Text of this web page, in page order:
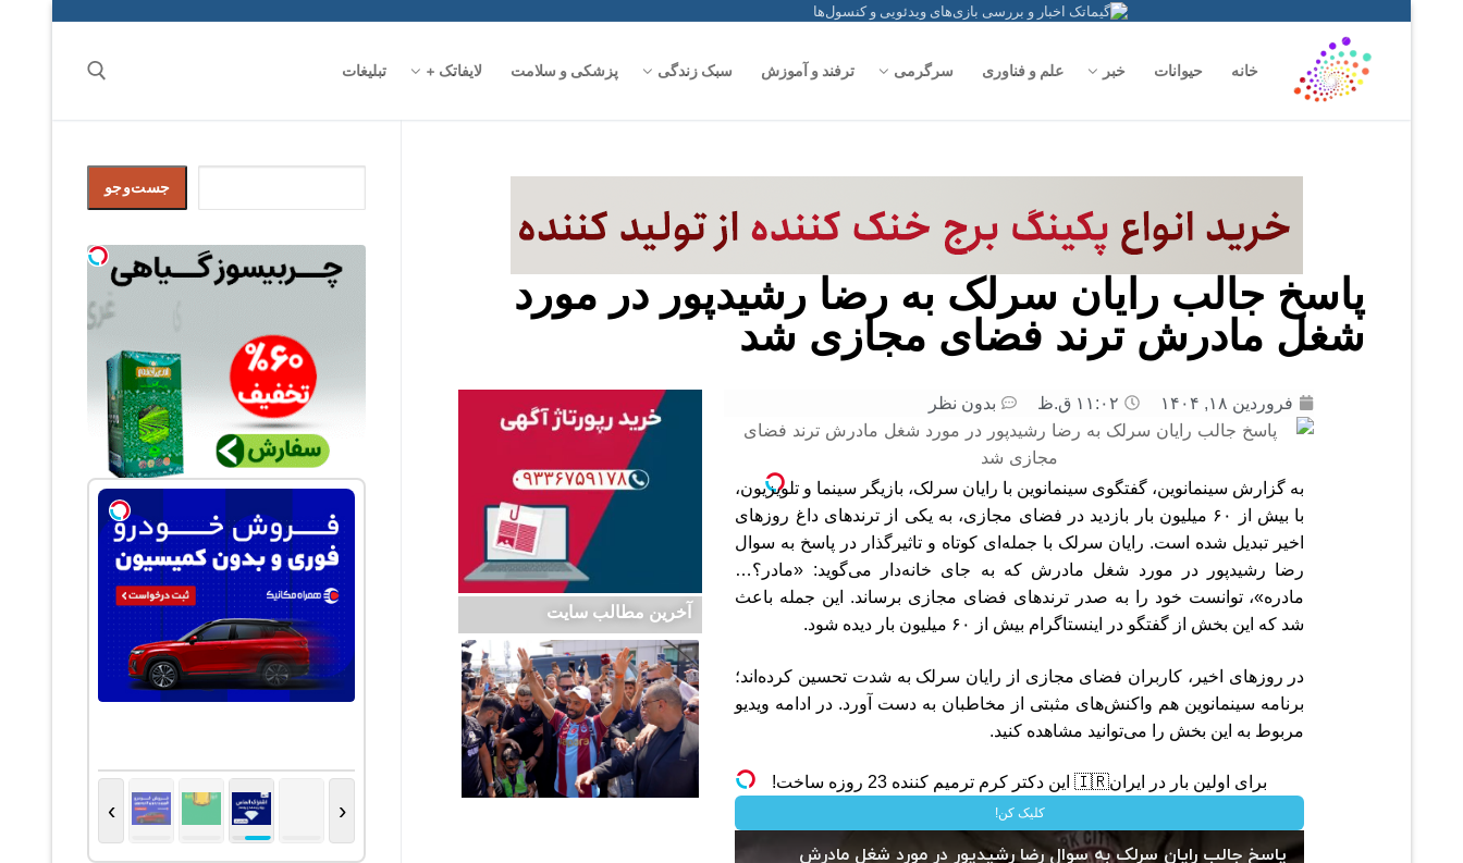
خانه حیوانات خبر علم و فناوری سرگرمی ترفند و آموزش سبک زندگی پزشکی و سلامت لایفاتک + تبلیغات
پاسخ جالب رایان سرلک به رضا رشیدپور در مورد
شغل مادرش ترند فضای مجازی شد
آخرین مطالب سایت
فروردین ۱۸, ۱۴۰۴ ۱۱:۰۲ ق.ظ بدون نظر
به گزارش سینمانوین، گفتگوی سینمانوین با رایان سرلک، بازیگر سینما و تلویزیون،
با بیش از ۶۰ میلیون بار بازدید در فضای مجازی، به یکی از ترندهای داغ روزهای
اخیر تبدیل شده است. رایان سرلک با جمله‌ای کوتاه و تاثیرگذار در پاسخ به سوال
رضا رشیدپور در مورد شغل مادرش که به جای خانه‌دار می‌گوید: «مادر؟…
مادره»، توانست خود را به صدر ترندهای فضای مجازی برساند. این جمله باعث
شد که این بخش‌ از گفتگو در اینستاگرام بیش از ۶۰ میلیون بار دیده شود.
در روزهای اخیر، کاربران فضای مجازی از رایان سرلک به شدت تحسین کرده‌اند؛
برنامه سینمانوین هم واکنش‌های مثبتی از مخاطبان به دست آورد. در ادامه ویدیو
مربوط به این بخش را می‌توانید مشاهده کنید.
برای اولین بار در ایران🇮🇷 این دکتر کرم ترمیم کننده 23 روزه ساخت!
کلیک کن!
جست‌وجو
اشتراک الماس ماز: راهی به سوی
موفقیت کنکور!
‹
›